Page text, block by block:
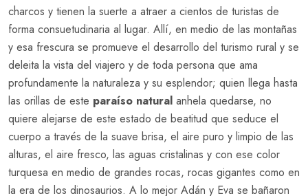
charcos y tienen la suerte a atraer a cientos de turistas de
forma consuetudinaria al lugar. Allí, en medio de las montañas
y esa frescura se promueve el desarrollo del turismo rural y se
deleita la vista del viajero y de toda persona que ama
profundamente la naturaleza y su esplendor; quien llega hasta
las orillas de este paraíso natural anhela quedarse, no
quiere alejarse de este estado de beatitud que seduce el
cuerpo a través de la suave brisa, el aire puro y limpio de las
alturas, el aire fresco, las aguas cristalinas y con ese color
turquesa en medio de grandes rocas, rocas gigantes como en
la era de los dinosaurios. A lo mejor Adán y Eva se bañaron